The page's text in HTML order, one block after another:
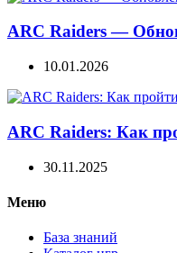
ARC Raiders —
10.01.2026
ARC Raiders: Как
30.11.2025
Меню
База знаний